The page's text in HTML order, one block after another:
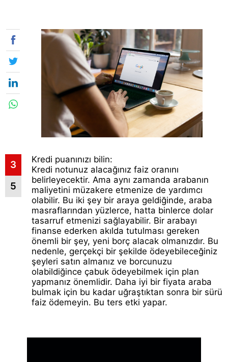
3
5
Kredi puanınızı bilin:
Kredi notunuz alacağınız faiz oranını
belirleyecektir. Ama aynı zamanda arabanın
maliyetini müzakere etmenize de yardımcı
olabilir. Bu iki şey bir araya geldiğinde, araba
masraflarından yüzlerce, hatta binlerce dolar
tasarruf etmenizi sağlayabilir. Bir arabayı
finanse ederken akılda tutulması gereken
önemli bir şey, yeni borç alacak olmanızdır. Bu
nedenle, gerçekçi bir şekilde ödeyebileceğiniz
şeyleri satın almanız ve borcunuzu
olabildiğince çabuk ödeyebilmek için plan
yapmanız önemlidir. Daha iyi bir fiyata araba
bulmak için bu kadar uğraştıktan sonra bir sürü
faiz ödemeyin. Bu ters etki yapar.